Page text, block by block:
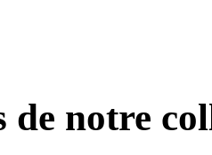
de notre